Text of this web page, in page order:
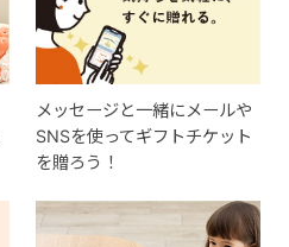
メッセージと一緒にメールや
SNSを使ってギフトチケット
を贈ろう！